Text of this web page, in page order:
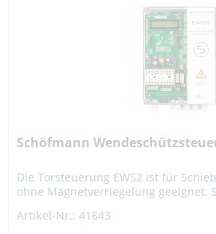
Schöfmann
Die Torsteuerung EWS2 ist für
ohne Magnetverriegelung geeignet.
aus einer...
Artikel-Nr.: 41643